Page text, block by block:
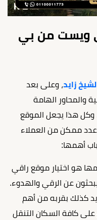
ويست من بي
زايد، وعلى بعد
والمحاور الهامة
وكل هذا يجعل الموقع
عدد ممكن من العملاء
أهمها:
هو اختيار موقع راقي
عن الرقي والهدوء.
كذلك بقربه من أهم
على كافة السكان التنقل